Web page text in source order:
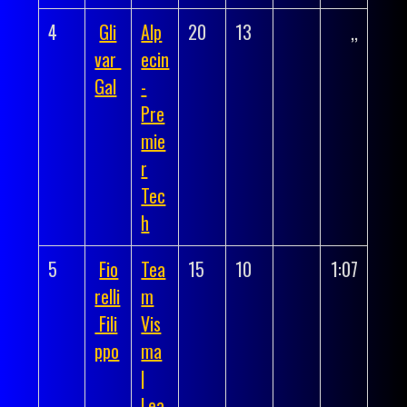
4
Gli
var
Gal
Alp
ecin
-
Pre
mie
r
Tec
h
20 13 ,,
5
Fio
relli
Fili
ppo
Tea
m
Vis
ma
|
15 10 1:07